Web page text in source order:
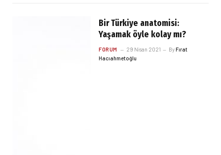
Bir Türkiye anatomisi:
Yaşamak öyle kolay mı?
FORUM 29 Nisan 2021 ByFırat
Hacıahmetoğlu